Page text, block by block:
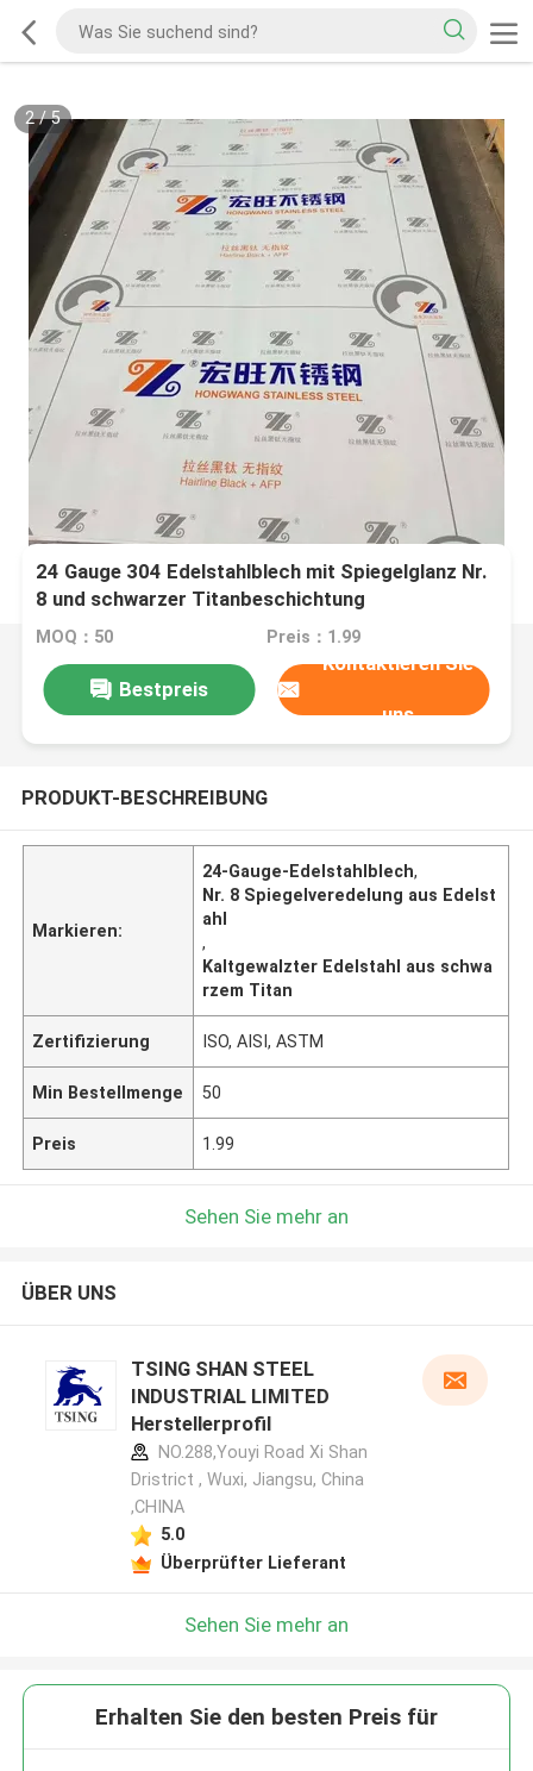
2/5
24 Gauge 304 Edelstahlblech mit Spiegelglanz Nr.
8 und schwarzer Titanbeschichtung
MOQ：50 Preis：1.99
Bestpreis
Kontaktieren Sie
uns
PRODUKT-BESCHREIBUNG
Markieren:
24-Gauge-Edelstahlblech,
Nr. 8 Spiegelveredelung aus Edelst
ahl
,
Kaltgewalzter Edelstahl aus schwa
rzem Titan
Zertifizierung ISO, AISI, ASTM
Min Bestellmenge 50
Preis 1.99
Sehen Sie mehr an
ÜBER UNS
TSING SHAN STEEL
INDUSTRIAL LIMITED
Herstellerprofil
NO.288,Youyi Road Xi Shan
Dristrict , Wuxi, Jiangsu, China
,CHINA
5.0
Überprüfter Lieferant
Sehen Sie mehr an
Erhalten Sie den besten Preis für